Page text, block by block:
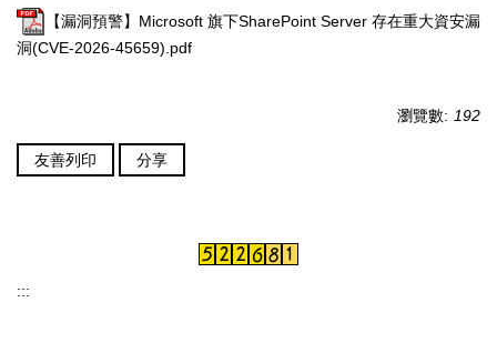
【漏洞預警】Microsoft 旗下SharePoint Server 存在重大資安漏
洞(CVE-2026-45659).pdf
瀏覽數: 192
友善列印 分享
:::